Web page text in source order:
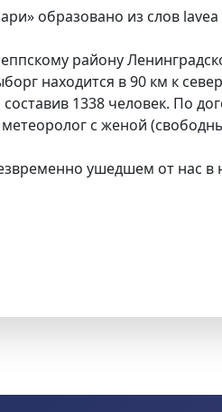
образовано из слов
району
находится в 90 км к
1338 человек. По
с женой
ушедшем от нас в